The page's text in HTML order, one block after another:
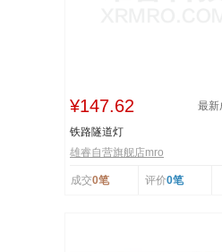
¥147.62 最新
铁路隧道灯
雄睿自营旗舰店mro
成交0笔 评价0笔